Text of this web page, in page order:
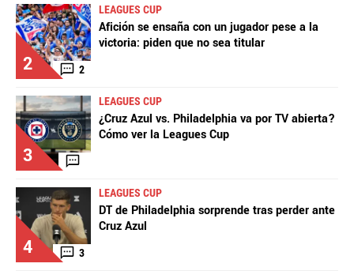
2 2
LEAGUES CUP
Afición se ensaña con un jugador pese a la
victoria: piden que no sea titular
3
LEAGUES CUP
¿Cruz Azul vs. Philadelphia va por TV abierta?
Cómo ver la Leagues Cup
4 3
LEAGUES CUP
DT de Philadelphia sorprende tras perder ante
Cruz Azul